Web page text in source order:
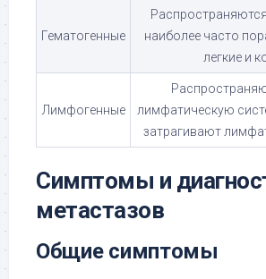
Гематогенные
Распространяются
наиболее часто
легкие и
Лимфогенные
лимфатическую
затрагивают
Симптомы и
метастазов
Общие симптомы